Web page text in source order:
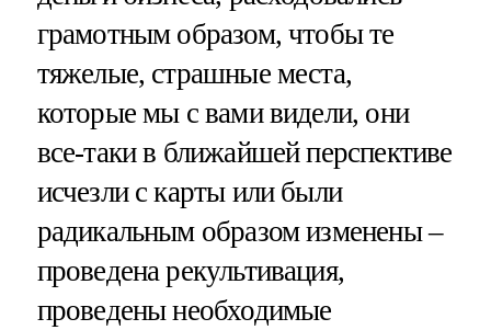
грамотным образом, чтобы те
тяжелые, страшные места,
которые мы с вами видели, они
все-таки в ближайшей перспективе
исчезли с карты или были
радикальным образом изменены –
проведена рекультивация,
проведены необходимые